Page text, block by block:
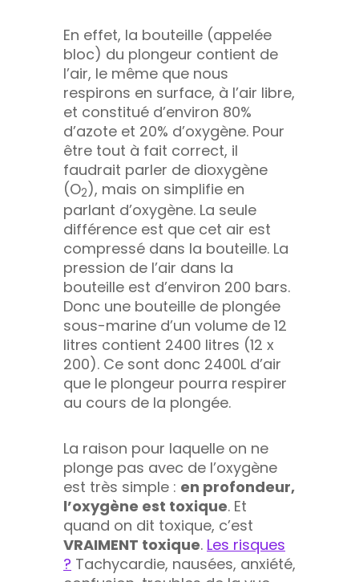
En effet, la bouteille (appelée
bloc) du plongeur contient de
l’air, le même que nous
respirons en surface, à l’air libre,
et constitué d’environ 80%
d’azote et 20% d’oxygène. Pour
être tout à fait correct, il
faudrait parler de dioxygène
(O2), mais on simplifie en
parlant d’oxygène. La seule
différence est que cet air est
compressé dans la bouteille. La
pression de l’air dans la
bouteille est d’environ 200 bars.
Donc une bouteille de plongée
sous-marine d’un volume de 12
litres contient 2400 litres (12 x
200). Ce sont donc 2400L d’air
que le plongeur pourra respirer
au cours de la plongée.
La raison pour laquelle on ne
plonge pas avec de l’oxygène
est très simple : en profondeur,
l’oxygène est toxique. Et
quand on dit toxique, c’est
VRAIMENT toxique. Les risques
? Tachycardie, nausées, anxiété,